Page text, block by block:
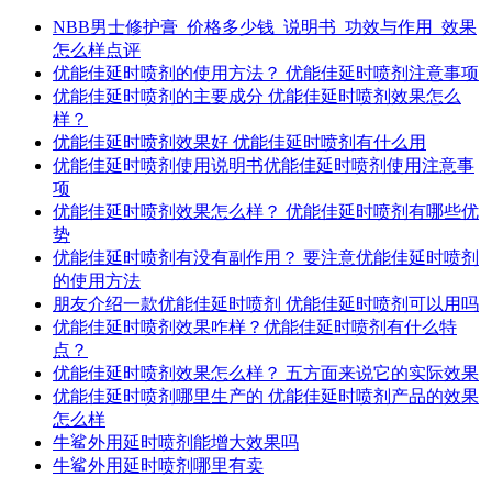
NBB男士修护膏_价格多少钱_说明书_功效与作用_效果
怎么样点评
优能佳延时喷剂的使用方法？ 优能佳延时喷剂注意事项
优能佳延时喷剂的主要成分 优能佳延时喷剂效果怎么
样？
优能佳延时喷剂效果好 优能佳延时喷剂有什么用
优能佳延时喷剂使用说明书优能佳延时喷剂使用注意事
项
优能佳延时喷剂效果怎么样？ 优能佳延时喷剂有哪些优
势
优能佳延时喷剂有没有副作用？ 要注意优能佳延时喷剂
的使用方法
朋友介绍一款优能佳延时喷剂 优能佳延时喷剂可以用吗
优能佳延时喷剂效果咋样？优能佳延时喷剂有什么特
点？
优能佳延时喷剂效果怎么样？ 五方面来说它的实际效果
优能佳延时喷剂哪里生产的 优能佳延时喷剂产品的效果
怎么样
牛鲨外用延时喷剂能增大效果吗
牛鲨外用延时喷剂哪里有卖